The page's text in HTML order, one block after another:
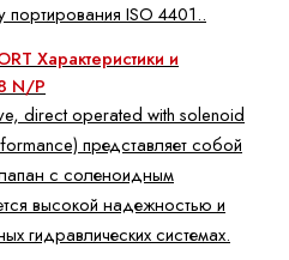
портирования ISO 4401..
Характеристики и
N/P
direct operated with solenoid
представляет собой
с соленоидным
высокой надежностью и
гидравлических системах.